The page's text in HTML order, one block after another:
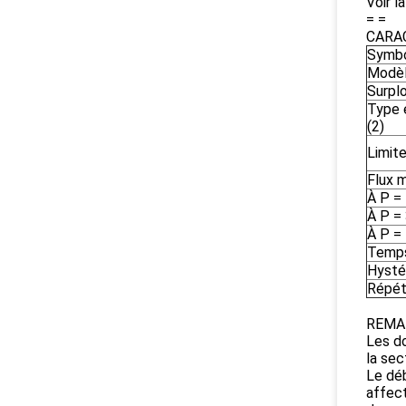
= =
Type
(2)
Flux
À P =
À P =
À P =
Les
la
Le